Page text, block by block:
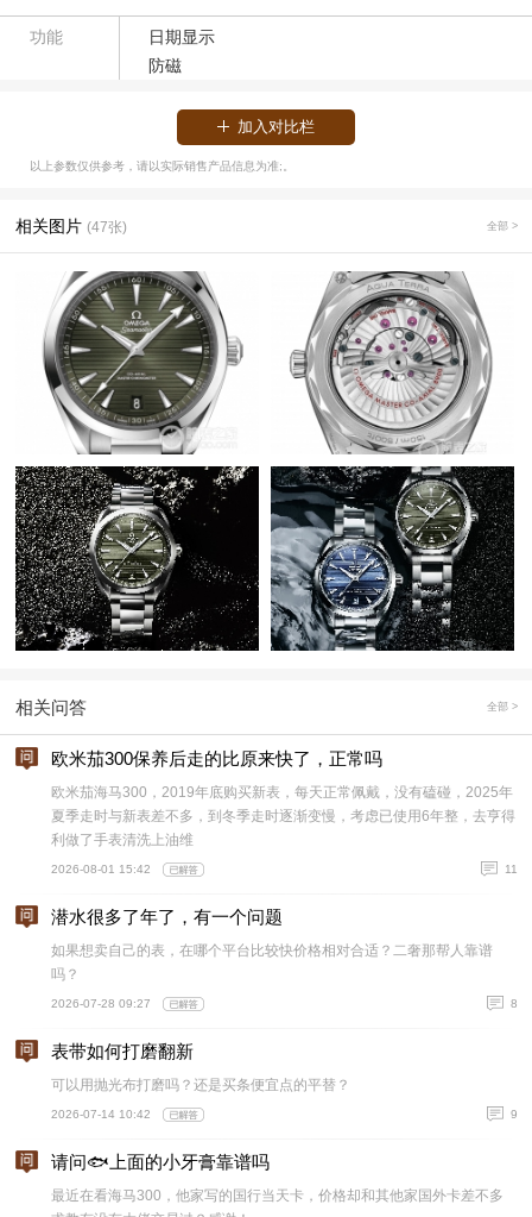
功能
日期显示
防磁
加入对比栏
以上参数仅供参考，请以实际销售产品信息为准;。
相关图片 (47张) 全部 >
相关问答 全部 >
欧米茄300保养后走的比原来快了，正常吗
欧米茄海马300，2019年底购买新表，每天正常佩戴，没有磕碰，2025年
夏季走时与新表差不多，到冬季走时逐渐变慢，考虑已使用6年整，去亨得
利做了手表清洗上油维
2026-08-01 15:42 11
潜水很多了年了，有一个问题
如果想卖自己的表，在哪个平台比较快价格相对合适？二奢那帮人靠谱
吗？
2026-07-28 09:27 8
表带如何打磨翻新
可以用抛光布打磨吗？还是买条便宜点的平替？
2026-07-14 10:42 9
请问🐟上面的小牙膏靠谱吗
最近在看海马300，他家写的国行当天卡，价格却和其他家国外卡差不多